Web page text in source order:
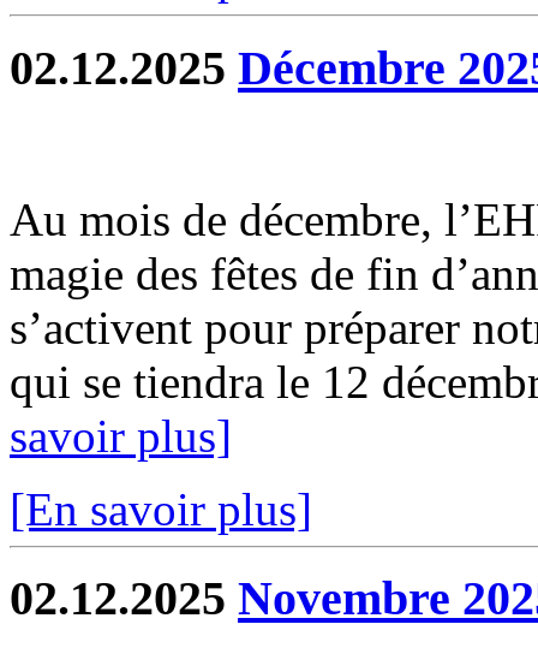
02.12.2025 Décembre
Au mois de décembre,
magie des fêtes de fin
s’activent pour préparer
qui se tiendra le 12
savoir plus]
[En savoir plus]
02.12.2025 Novembre